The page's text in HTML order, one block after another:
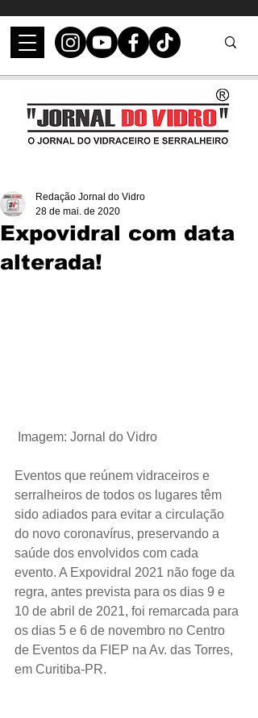
Expovidral com data
alterada!
Redação Jornal do Vidro
28 de mai. de 2020
Imagem: Jornal do Vidro
Eventos que reúnem vidraceiros e
serralheiros de todos os lugares têm
sido adiados para evitar a circulação
do novo coronavírus, preservando a
saúde dos envolvidos com cada
evento. A Expovidral 2021 não foge da
regra, antes prevista para os dias 9 e
10 de abril de 2021, foi remarcada para
os dias 5 e 6 de novembro no Centro
de Eventos da FIEP na Av. das Torres,
em Curitiba-PR.